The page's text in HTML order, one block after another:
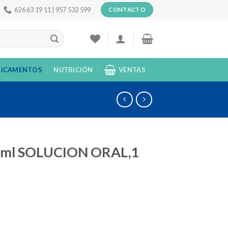
626 63 19 11 | 957 532 599 CONTACTO
NUTRICIÓN VENTAS
SOLUCION ORAL,1